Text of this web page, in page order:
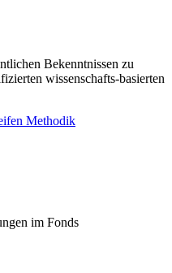
Bekenntnissen zu
wissenschafts-basierten
Methodik
im Fonds